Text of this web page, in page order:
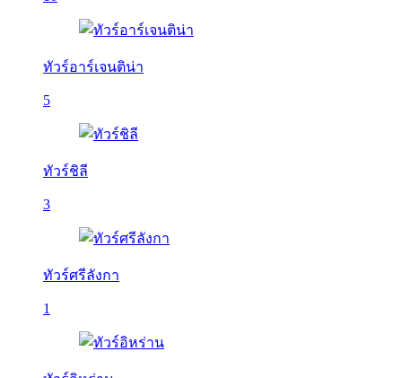
ทัวร์อาร์เจนติน่า
5
ทัวร์ชิลี
3
ทัวร์ศรีลังกา
1